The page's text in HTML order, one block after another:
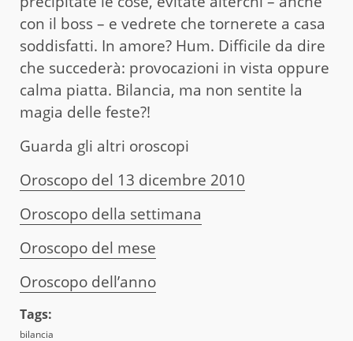
con il boss – e vedrete che tornerete a casa
soddisfatti. In amore? Hum. Difficile da dire
che succederà: provocazioni in vista oppure
calma piatta. Bilancia, ma non sentite la
magia delle feste?!
Guarda gli altri oroscopi
Oroscopo del 13 dicembre 2010
Oroscopo della settimana
Oroscopo del mese
Oroscopo dell’anno
Tags:
bilancia